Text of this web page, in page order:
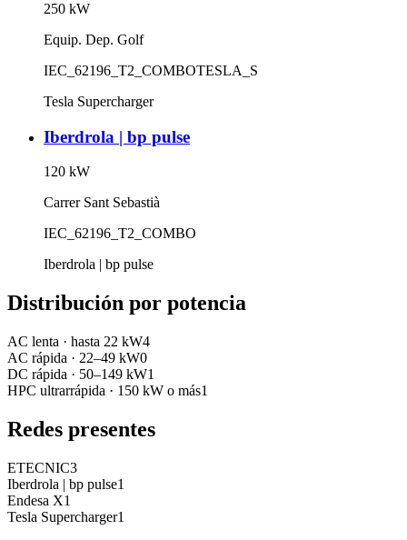
250 kW
Equip. Dep. Golf
IEC_62196_T2_COMBOTESLA_S
Tesla Supercharger
Iberdrola | bp pulse
120 kW
Carrer Sant Sebastià
IEC_62196_T2_COMBO
Iberdrola | bp pulse
Distribución por potencia
AC lenta · hasta 22 kW4
AC rápida · 22–49 kW0
DC rápida · 50–149 kW1
HPC ultrarrápida · 150 kW o más1
Redes presentes
ETECNIC3
Iberdrola | bp pulse1
Endesa X1
Tesla Supercharger1